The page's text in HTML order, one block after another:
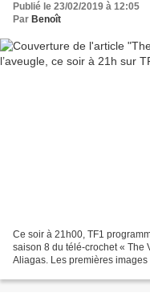
Publié le 23/02/2019 à 12:05
Par Benoît
Ce soir à 21h00, TF1
saison 8 du télé-crochet « The
Aliagas. Les premières